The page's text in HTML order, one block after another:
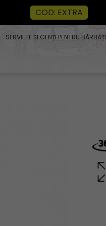
COD: EXTRA
SERVIETE ȘI GENȚI PENTRU BĂRBAȚI